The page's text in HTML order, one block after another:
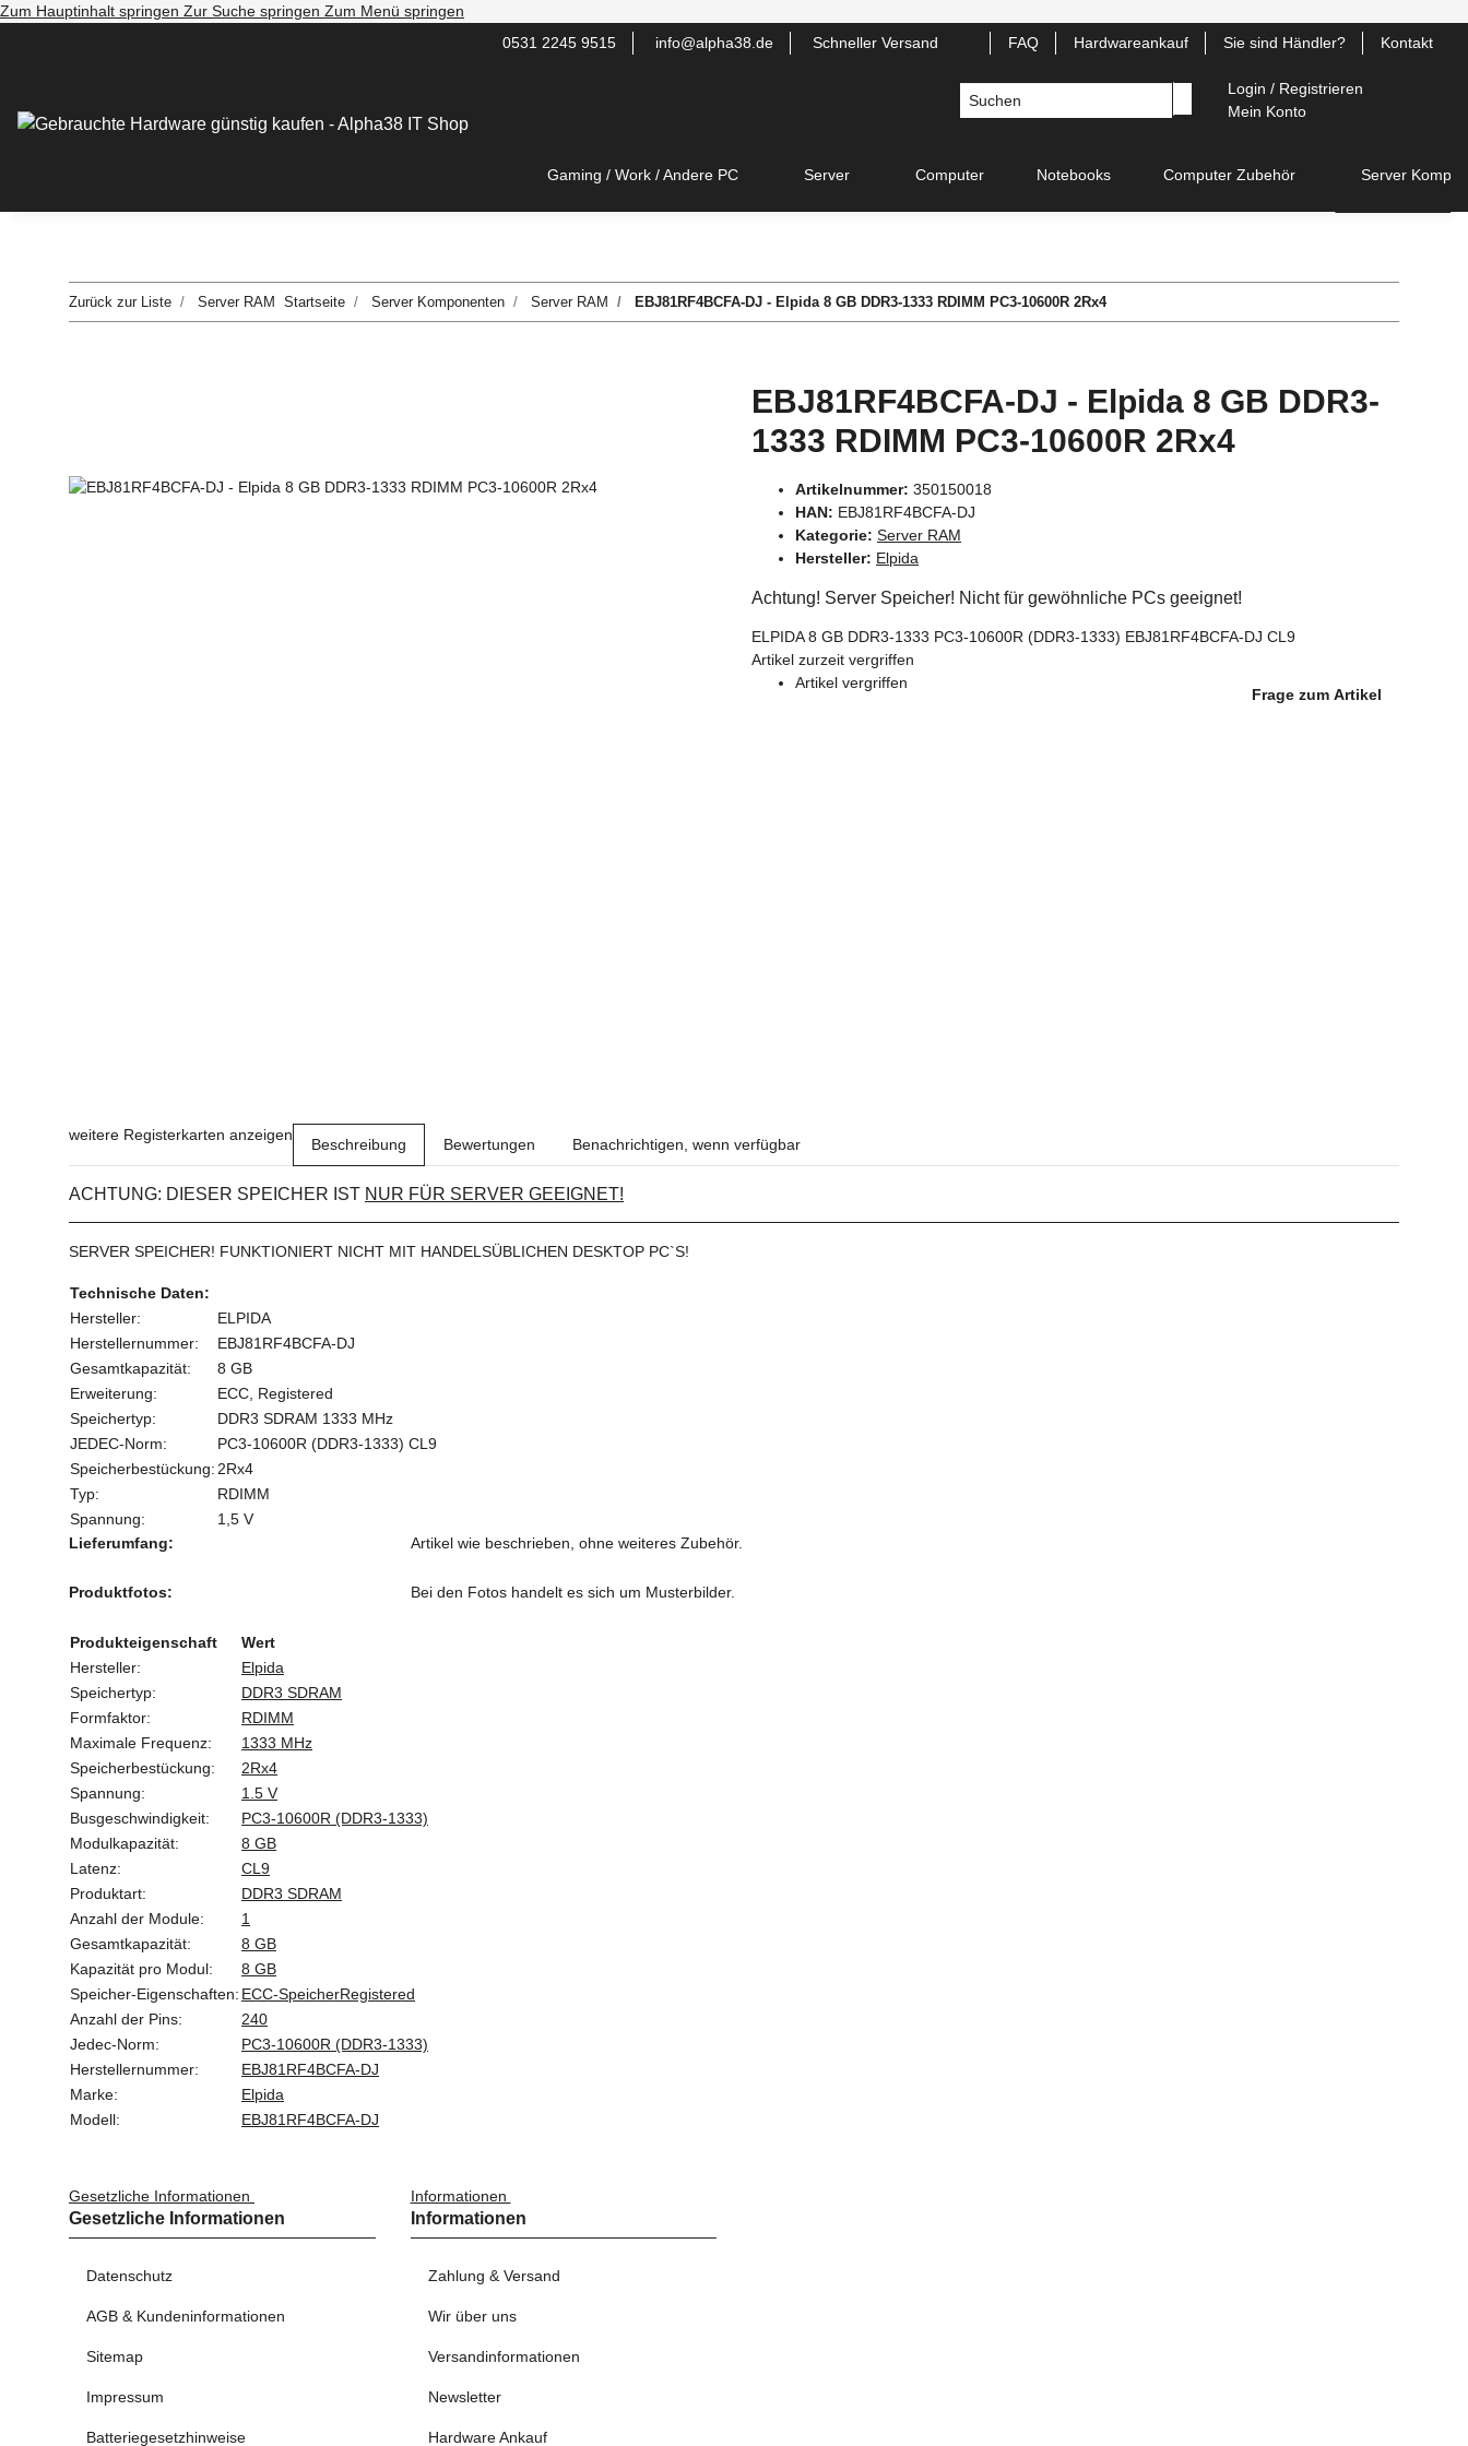
Zum Hauptinhalt springen Zur Suche springen Zum Menü springen
FAQ
Hardwareankauf Sie sind Händler? Kontakt
0531 2245 9515 info@alpha38.de Schneller Versand
Login / Registrieren
Mein Konto
Gaming / Work / Andere PC Server Computer Notebooks Computer Zubehör Server
Zurück zur Liste Server RAM Startseite Server Komponenten Server RAM EBJ81RF4BCFA-DJ - Elpida 8 GB DDR3-1333 RDIMM PC3-10600R 2Rx4
EBJ81RF4BCFA-DJ - Elpida 8 GB DDR3-
1333 RDIMM PC3-10600R 2Rx4
Artikelnummer: 350150018
HAN: EBJ81RF4BCFA-DJ
Kategorie: Server RAM
Hersteller: Elpida
Achtung! Server Speicher! Nicht für gewöhnliche PCs geeignet!
ELPIDA 8 GB DDR3-1333 PC3-10600R (DDR3-1333) EBJ81RF4BCFA-DJ CL9
Artikel zurzeit vergriffen
Artikel vergriffen
Frage zum Artikel
weitere Registerkarten anzeigen
Beschreibung Bewertungen Benachrichtigen, wenn verfügbar
ACHTUNG: DIESER SPEICHER IST NUR FÜR SERVER GEEIGNET!
SERVER SPEICHER! FUNKTIONIERT NICHT MIT HANDELSÜBLICHEN DESKTOP PC`S!
Technische Daten:
Hersteller:
ELPIDA
Herstellernummer:
EBJ81RF4BCFA-DJ
Gesamtkapazität:
8 GB
Erweiterung:
ECC, Registered
Speichertyp:
DDR3 SDRAM 1333 MHz
JEDEC-Norm:
PC3-10600R (DDR3-1333) CL9
Speicherbestückung: 2Rx4
Typ:
RDIMM
Spannung:
1,5 V
Lieferumfang:
Artikel wie beschrieben, ohne weiteres Zubehör.
Produktfotos: Bei den Fotos handelt es sich um Musterbilder.
Produkteigenschaft
Wert
Hersteller:
Elpida
Speichertyp:
DDR3 SDRAM
Formfaktor:
RDIMM
Maximale Frequenz:
1333 MHz
Speicherbestückung:
2Rx4
Spannung:
1.5 V
Busgeschwindigkeit:
PC3-10600R (DDR3-1333)
Modulkapazität:
8 GB
Latenz:
CL9
Produktart:
DDR3 SDRAM
Anzahl der Module:
1
Gesamtkapazität:
8 GB
Kapazität pro Modul:
8 GB
Speicher-Eigenschaften: ECC-SpeicherRegistered
Anzahl der Pins:
240
Jedec-Norm:
PC3-10600R (DDR3-1333)
Herstellernummer:
EBJ81RF4BCFA-DJ
Marke:
Elpida
Modell:
EBJ81RF4BCFA-DJ
Gesetzliche Informationen
Gesetzliche Informationen
Datenschutz
AGB & Kundeninformationen
Sitemap
Impressum
Batteriegesetzhinweise
Informationen
Informationen
Zahlung & Versand
Wir über uns
Versandinformationen
Newsletter
Hardware Ankauf